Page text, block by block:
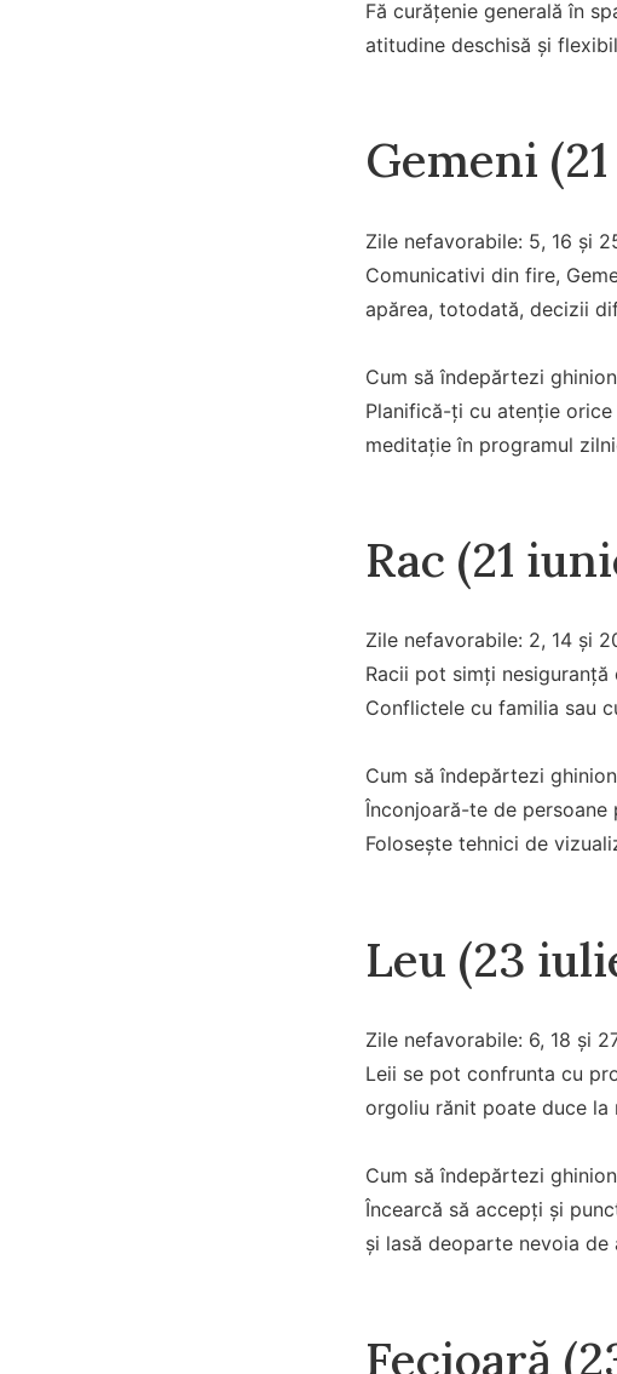
Fă curățenie generală în
atitudine deschisă și
Gemeni
Zile nefavorabile: 5, 16 și
Comunicativi din fire,
apărea, totodată, decizii
Cum să îndepărtezi
Planifică-ți cu atenție
meditație în programul
Rac (21
Zile nefavorabile: 2, 14 și
Racii pot simți
Conflictele cu familia sau
Cum să îndepărtezi
Înconjoară-te de
Folosește tehnici de
Leu (23
Zile nefavorabile: 6, 18 și
Leii se pot confrunta cu
orgoliu rănit poate duce la
Cum să îndepărtezi
Încearcă să accepți și
și lasă deoparte nevoia
Fecioară